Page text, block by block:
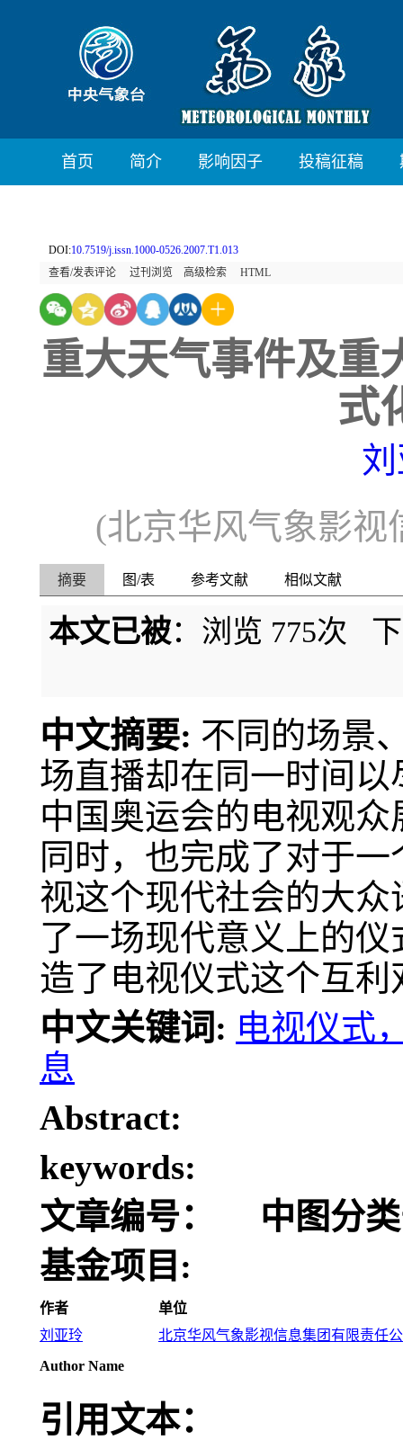
首页 简介 影响因子 投稿征稿
DOI:10.7519/j.issn.1000-0526.2007.T1.013
查看/发表评论
过刊浏览 高级检索 HTML
重大天气事件及重
式
(北京华风气象影视
摘要 图/表 参考文献 相似文献
本文已被：浏览 775次
中文摘要: 不同的场景
场直播却在同一时间
中国奥运会的电视观
同时，也完成了对于
视这个现代社会的大
了一场现代意义上的
造了电视仪式这个互利
中文关键词: 电视仪式
息
Abstract:
keywords:
文章编号：
中图分
基金项目:
作者
单位
刘亚玲
北京华风气象影视信息集团有限责任公
Author Name
引用文本：